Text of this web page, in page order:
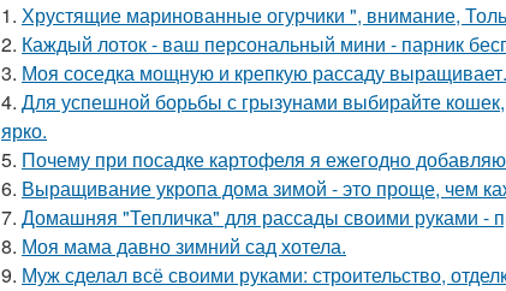
1. Хрустящие маринованные огурчики ", внимание,
2. Каждый лоток - ваш персональный мини - парник
3. Моя соседка мощную и крепкую рассаду выращивает.
4. Для успешной борьбы с грызунами выбирайте
ярко.
5. Почему при посадке картофеля я ежегодно
6. Выращивание укропа дома зимой - это проще, чем
7. Домашняя "Тепличка" для рассады своими руками -
8. Моя мама давно зимний сад хотела.
9. Муж сделал всё своими руками: строительство,